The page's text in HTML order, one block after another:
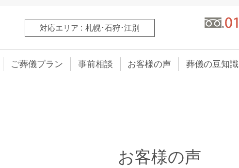
対応エリア 札幌･石狩･江別
ご葬儀プラン 事前相談 お客様の声 葬儀の豆知識
お客様の声